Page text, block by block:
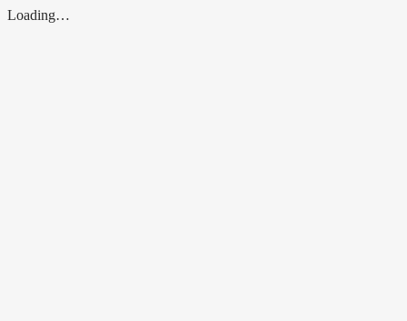
Loading…